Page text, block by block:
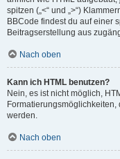
spitzen („<“ und „>“)
BBCode findest du auf einer
Beitragserstellung aus
Nach oben
Kann ich HTML benutzen?
Nein, es ist nicht möglich,
werden.
Nach oben